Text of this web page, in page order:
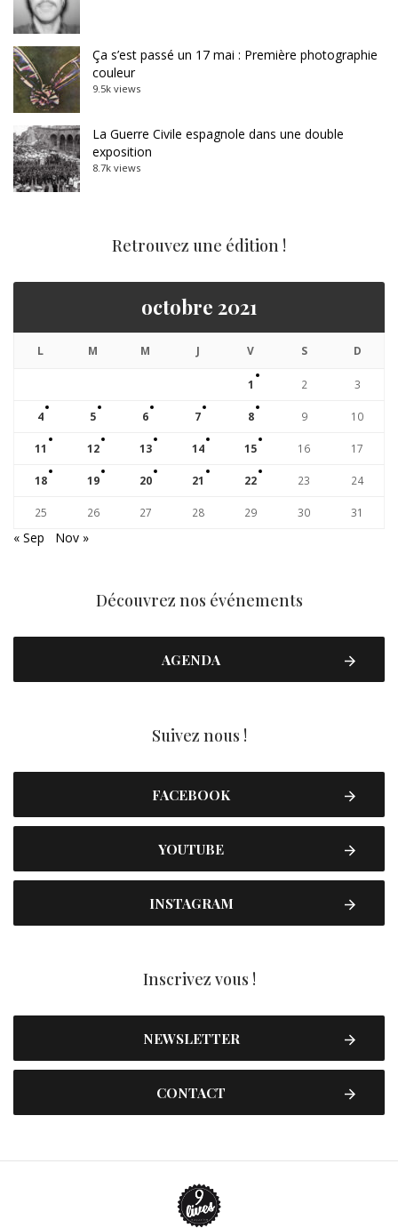
Ça s’est passé un 17 mai : Première photographie
couleur
9.5k views
La Guerre Civile espagnole dans une double
exposition
8.7k views
Retrouvez une édition !
octobre 2021
L M M J V S D
1 2 3
4 5 6 7 8 9 10
11 12 13 14 15 16 17
18 19 20 21 22 23 24
25 26 27 28 29 30 31
« Sep Nov »
Découvrez nos événements
AGENDA
Suivez nous !
FACEBOOK
YOUTUBE
INSTAGRAM
Inscrivez vous !
NEWSLETTER
CONTACT